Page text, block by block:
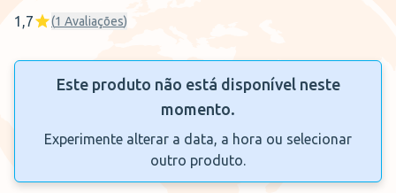
1,7 (1 Avaliações)
Este produto não está disponível neste
momento.
Experimente alterar a data, a hora ou selecionar
outro produto.